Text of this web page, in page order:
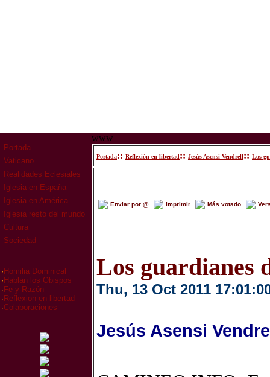
Portada
Vaticano
Realidades Eclesiales
Iglesia en España
Iglesia en América
Iglesia resto del mundo
Cultura
Sociedad
· Homilia Dominical
· Hablan los Obispos
· Fe y Razón
· Reflexion en libertad
·Colaboraciones
www
Portada:: Reflexión en libertad:: Jesús Asensi Vendrell:: Los
Enviar por @ Imprimir Más votado
Los guardianes
Thu, 13 Oct 2011
Jesús Asensi